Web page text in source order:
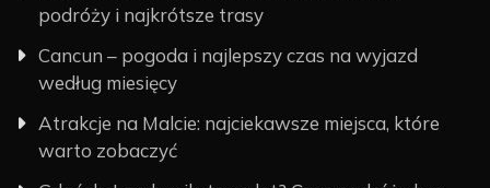
podróży i najkrótsze trasy
Cancun – pogoda i najlepszy czas na wyjazd
według miesięcy
Atrakcje na Malcie: najciekawsze miejsca, które
warto zobaczyć